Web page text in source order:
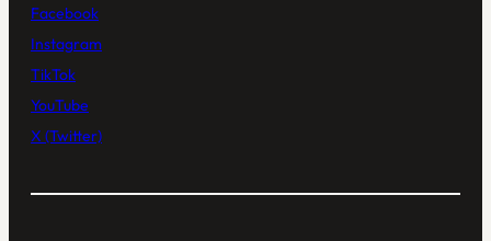
Facebook
Instagram
TikTok
YouTube
X (Twitter)